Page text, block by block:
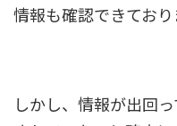
情報も確認できており
しかし、情報が出回